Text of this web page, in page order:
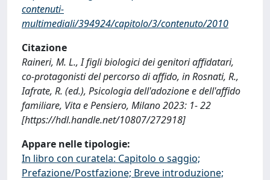
contenuti-
multimediali/394924/capitolo/3/contenuto/2010
Citazione
Raineri, M. L., I figli biologici dei genitori affidatari,
co-protagonisti del percorso di affido, in Rosnati, R.,
Iafrate, R. (ed.), Psicologia dell'adozione e dell'affido
familiare, Vita e Pensiero, Milano 2023: 1- 22
[https://hdl.handle.net/10807/272918]
Appare nelle tipologie:
In libro con curatela: Capitolo o saggio;
Prefazione/Postfazione; Breve introduzione;